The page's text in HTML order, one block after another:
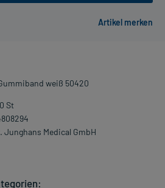
weiß 50420
St
Junghans Medical GmbH